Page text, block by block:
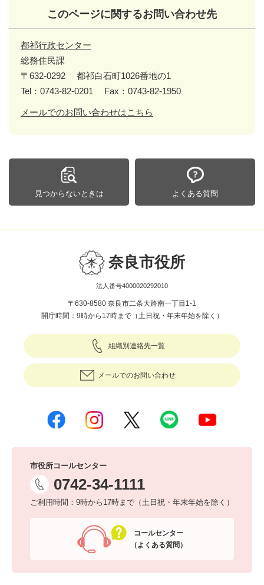
このページに関するお問い合わせ先
都祁行政センター
総務住民課
〒632-0292
都祁白石町1026番地の1
Tel：0743-82-0201
Fax：0743-82-1950
メールでのお問い合わせはこちら
見つからないときは よくある質問
奈良市役所
法人番号4000020292010
〒630-8580 奈良市二条大路南一丁目1-1
開庁時間：9時から17時まで（土日祝・年末年始を除く）
組織別連絡先一覧
メールでのお問い合わせ
市役所コールセンター
0742-34-1111
ご利用時間：9時から17時まで（土日祝・年末年始を除く）
コールセンター
（よくある質問）